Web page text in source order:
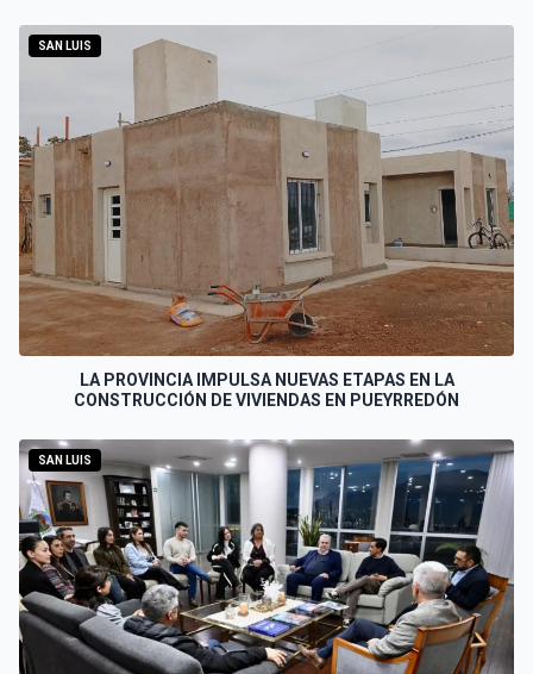
SAN LUIS
LA PROVINCIA IMPULSA NUEVAS ETAPAS EN LA
CONSTRUCCIÓN DE VIVIENDAS EN PUEYRREDÓN
SAN LUIS